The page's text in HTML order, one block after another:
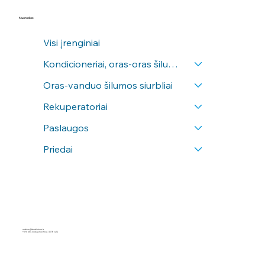
Nuorodos
Visi įrenginiai
Kondicioneriai, oras-oras šilumos siurbliai
Oras-vanduo šilumos siurbliai
Rekuperatoriai
Paslaugos
Priedai
andrius@idarbinkora.lt
+370 604 34454 (nuo 9val. iki 18 val.)